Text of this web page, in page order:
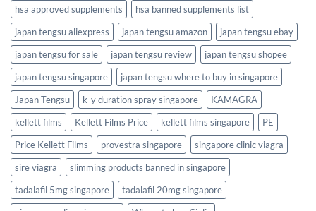
hsa approved supplements
hsa banned supplements list
japan tengsu aliexpress
japan tengsu amazon
japan tengsu ebay
japan tengsu for sale
japan tengsu review
japan tengsu shopee
japan tengsu singapore
japan tengsu where to buy in singapore
Japan Tengsu
k-y duration spray singapore
KAMAGRA
kellett films
Kellett Films Price kellett films singapore
PE
Price Kellett Films
provestra singapore
singapore clinic viagra
sire viagra
slimming products banned in singapore
tadalafil 5mg singapore
tadalafil 20mg singapore